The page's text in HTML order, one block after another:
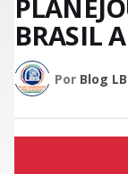
BRASIL
Por Blog